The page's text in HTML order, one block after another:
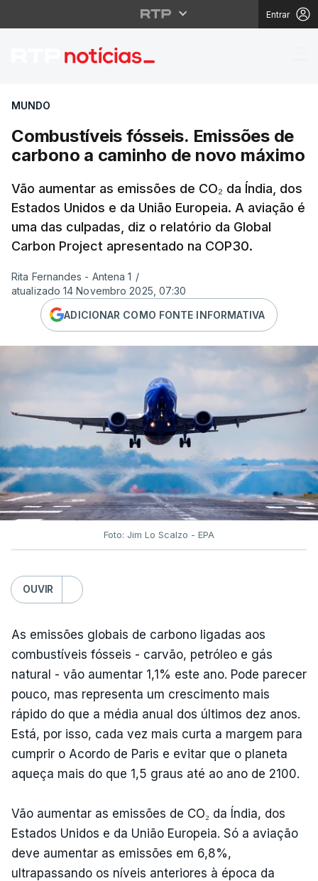
Entrar
Combustíveis
MUNDO
Combustíveis fósseis. Emissões de
carbono a caminho de novo máximo
Vão aumentar as emissões de CO₂ da Índia, dos
Estados Unidos e da União Europeia. A aviação é
uma das culpadas, diz o relatório da Global
Carbon Project apresentado na COP30.
Rita Fernandes - Antena 1 /
atualizado 14 Novembro 2025, 07:30
ADICIONAR COMO FONTE INFORMATIVA
Foto: Jim Lo Scalzo - EPA
OUVIR
As emissões globais de carbono ligadas aos
combustíveis fósseis - carvão, petróleo e gás
natural - vão aumentar 1,1% este ano. Pode parecer
pouco, mas representa um crescimento mais
rápido do que a média anual dos últimos dez anos.
Está, por isso, cada vez mais curta a margem para
cumprir o Acordo de Paris e evitar que o planeta
aqueça mais do que 1,5 graus até ao ano de 2100.
Vão aumentar as emissões de CO₂ da Índia, dos
Estados Unidos e da União Europeia. Só a aviação
deve aumentar as emissões em 6,8%,
ultrapassando os níveis anteriores à época da